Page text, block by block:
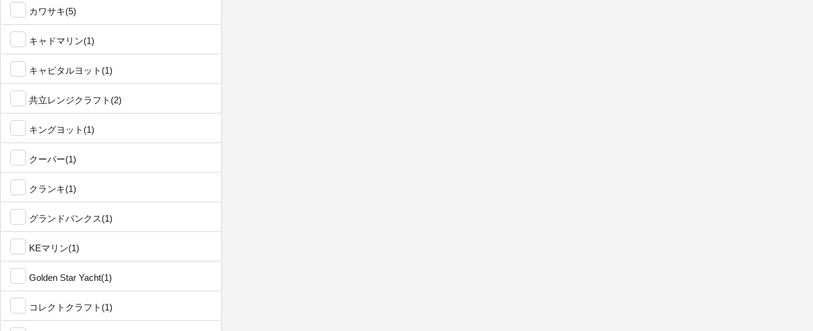
カワサキ(5)
キャドマリン(1)
キャピタルヨット(1)
共立レンジクラフト(2)
キングヨット(1)
クーパー(1)
クランキ(1)
グランドバンクス(1)
KEマリン(1)
Golden Star Yacht(1)
コレクトクラフト(1)